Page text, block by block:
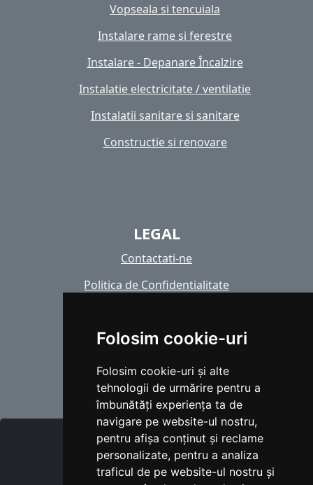
Folosim cookie-uri
Folosim cookie-uri și alte
tehnologii de urmărire pentru a
îmbunătăți experiența ta de
navigare pe website-ul nostru,
pentru afișa conținut și reclame
personalizate, pentru a analiza
traficul de pe website-ul nostru și
Vopseala si tencuiala
Instalare rame si ferestre
Instalare - Depanare Încalzire
Instalatie electricitate / ventilatie
Instalatii sanitare si sanitare
Constructie si renovare
LEGAL
Contactati-ne
Politica de Confidentialitate
Copyright images
DESPRE NOI
Cine suntem noi ?